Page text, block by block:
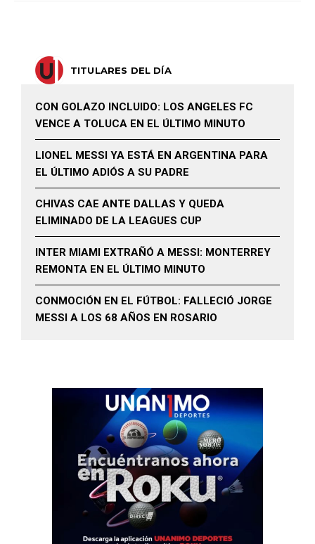
TITULARES DEL DÍA
CON GOLAZO INCLUIDO: LOS ANGELES FC
VENCE A TOLUCA EN EL ÚLTIMO MINUTO
LIONEL MESSI YA ESTÁ EN ARGENTINA PARA
EL ÚLTIMO ADIÓS A SU PADRE
CHIVAS CAE ANTE DALLAS Y QUEDA
ELIMINADO DE LA LEAGUES CUP
INTER MIAMI EXTRAÑÓ A MESSI: MONTERREY
REMONTA EN EL ÚLTIMO MINUTO
CONMOCIÓN EN EL FÚTBOL: FALLECIÓ JORGE
MESSI A LOS 68 AÑOS EN ROSARIO